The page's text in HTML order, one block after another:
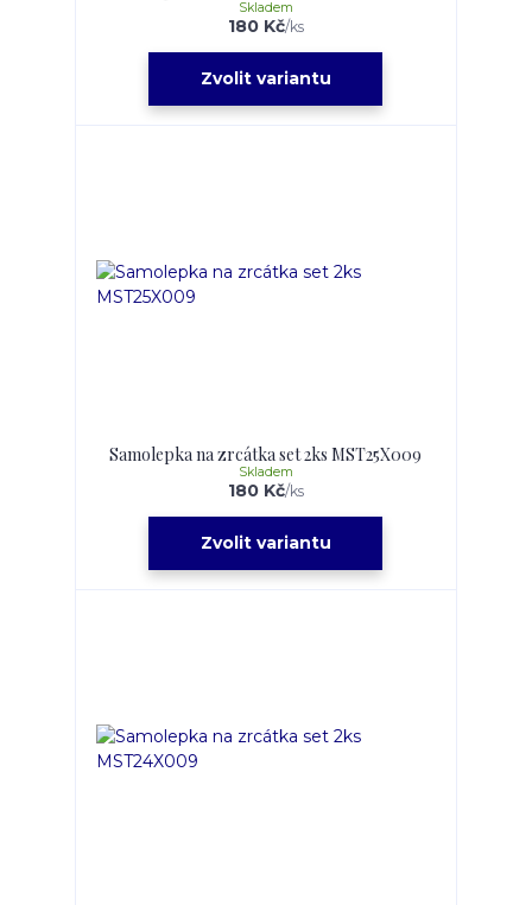
180 Kč/ks
Skladem
Zvolit variantu
Samolepka na zrcátka set 2ks MST25X009
180 Kč/ks
Skladem
Zvolit variantu